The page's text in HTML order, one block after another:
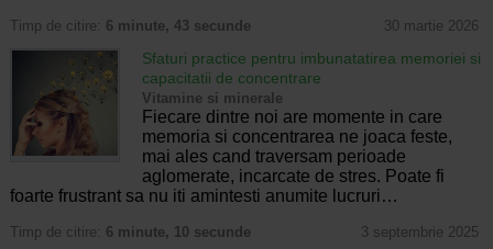
Timp de citire: 6 minute, 43 secunde 30 martie 2026
Sfaturi practice pentru imbunatatirea memoriei si
capacitatii de concentrare
Vitamine si minerale
Fiecare dintre noi are momente in care
memoria si concentrarea ne joaca feste,
mai ales cand traversam perioade
aglomerate, incarcate de stres. Poate fi
foarte frustrant sa nu iti amintesti anumite lucruri…
Timp de citire: 6 minute, 10 secunde 3 septembrie 2025